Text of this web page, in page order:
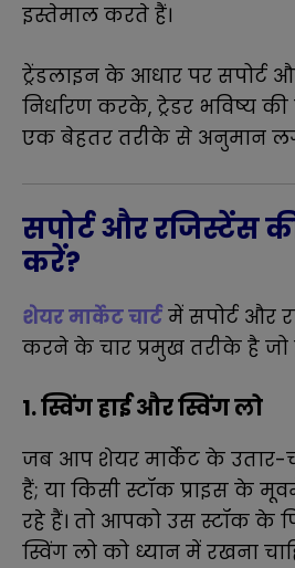
इस्तेमाल करते हैं।
ट्रेंडलाइन के आधार पर सपोर्ट
निर्धारण करके, ट्रेडर भविष्य
एक बेहतर तरीके से अनुमान
सपोर्ट और रजिस्टेंस
करें?
शेयर मार्केट चार्ट में सपोर्ट और
करने के चार प्रमुख तरीके है जो
1. स्विंग हाई और स्विंग लो
जब आप शेयर मार्केट के उतार-
हैं; या किसी स्टॉक प्राइस के
रहे हैं। तो आपको उस स्टॉक के
स्विंग लो को ध्यान में रखना